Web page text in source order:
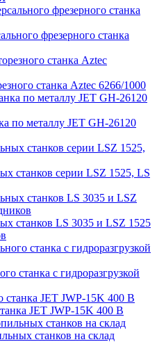
фрезерного станка
станка Aztec 6266/1000
по металлу JET GH-26120
станков серии LSZ 1525, LS
станков LS 3035 и LSZ 1525
станка c гидроразгрузкой
JET JWP-15K 400 В
станков на склад